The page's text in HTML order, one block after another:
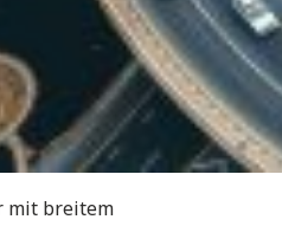
mit breitem